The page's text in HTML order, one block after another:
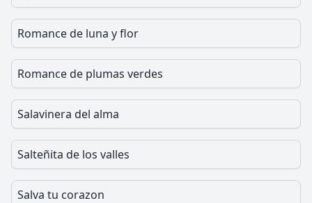
Romance de luna y flor
Romance de plumas verdes
Salavinera del alma
Salteñita de los valles
Salva tu corazon